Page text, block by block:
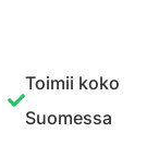
Toimii koko
Suomessa